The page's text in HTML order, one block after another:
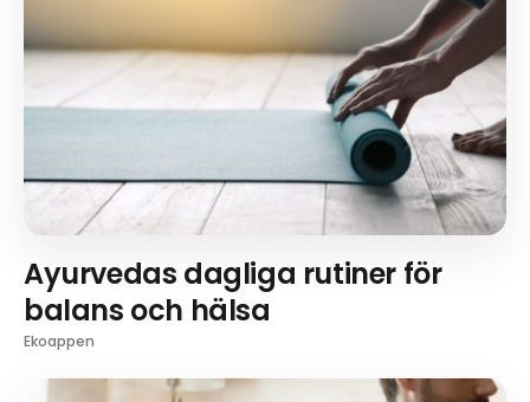
Ayurvedas dagliga rutiner för
balans och hälsa
Ekoappen